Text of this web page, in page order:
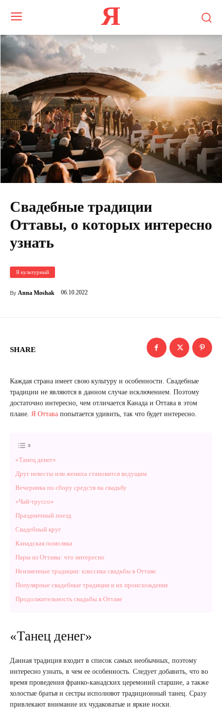
Я
Свадебные традиции
Оттавы, о которых интересно
узнать
Я культурный
By Anna Moshak 06.10.2022
SHARE
Каждая страна имеет свою культуру и особенности. Свадебные
традиции не являются в данном случае исключением. Поэтому
достаточно интересно, чем отличается Канада и Оттава в этом
плане. Я Оттава попытается удивить, так что будет интересно.
«Танец денег»
Друг невесты или жениха становится ведущим
Вечеринка по сбору средств на свадьбу
«Чай-труссо»
Праздничный поезд
Свадебный круг
Канадская помолвка
Пары из Оттавы: что интересно
Неизменные традиции: классика свадьбы в Оттаве
Популярные свадебные традиции и их происхождение
Продолжительность свадьбы в Оттаве
«Танец денег»
Данная традиция входит в список самых необычных, поэтому
интересно узнать, в чем ее особенность. Следует добавить, что во
время проведения франко-канадских церемоний старшие, а также
холостые братья и сестры исполняют традиционный танец. Сразу
привлекают внимание их чудаковатые и яркие носки.